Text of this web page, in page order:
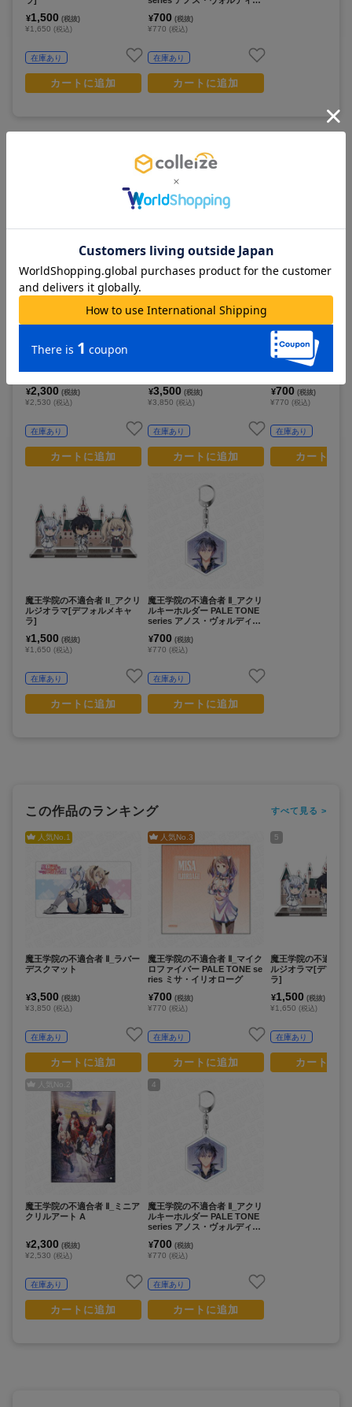
¥1,500 (税抜)
¥1,650 (税込)
在庫あり
カートに追加
¥700 (税抜)
¥770 (税込)
在庫あり
カートに追加
この商品を見ている人は
こちらの商品もチェックしています
魔王学院の不適合者 Ⅱ_ミニア
¥2,300 (税抜)
¥2,530 (税込)
在庫あり
カートに追加
魔王学院の不適合者 II_アクリ
ルジオラマ[デフォルメキャ
ラ]
¥1,500 (税抜)
¥1,650 (税込)
在庫あり
カートに追加
¥3,500 (税抜)
¥3,850 (税込)
在庫あり
カートに追加
魔王学院の不適合者 Ⅱ_アクリ
ルキーホルダー PALE TONE
series アノス・ヴォルディゴ
¥700 (税抜)
¥770 (税込)
在庫あり
カートに追加
魔王学院の不適合者
ロファイバー PALE
ries ミサ・イリオロ
¥700 (税抜)
¥770 (税込)
在庫あり
カートに
この作品のランキング すべて見る >
人気No.1
魔王学院の不適合者 Ⅱ_ラバー
デスクマット
¥3,500 (税抜)
¥3,850 (税込)
在庫あり
カートに追加
人気No. 2
魔王学院の不適合者 Ⅱ_ミニア
クリルアート A
¥2,300 (税抜)
¥2,530 (税込)
在庫あり
カートに追加
人気No.3
魔王学院の不適合者 Ⅱ_マイク
ロファイバー PALE TONE se
ries ミサ・イリオローグ
¥700 (税抜)
¥770 (税込)
在庫あり
カートに追加
4
魔王学院の不適合者 Ⅱ_アクリ
ルキーホルダー PALE TONE
series アノス・ヴォルディゴ
¥700 (税抜)
¥770 (税込)
在庫あり
カートに追加
5
魔王学院の不適合者
ルジオラマ[デフォ
ラ]
¥1,500 (税抜)
¥1,650 (税込)
在庫あり
カートに